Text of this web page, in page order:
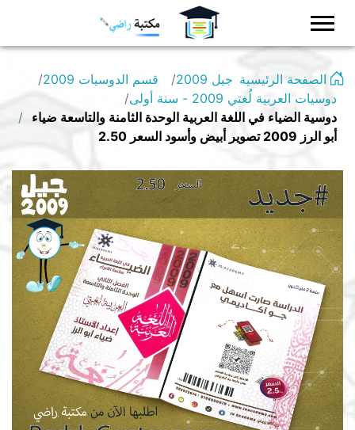
الصفحة الرئيسية جيل 2009
قسم الدوسيات 2009
دوسيات العربية لُغتي 2009 - سنة أولى
دوسية الضياء في اللغة العربية الوحدة الثامنة والتاسعة ضياء
أبو الرز 2009 تصوير أبيض وأسود السعر 2.50